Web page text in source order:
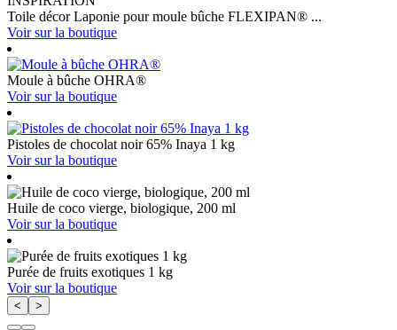
Toile décor Laponie pour moule bûche FLEXIPAN® ...
Voir sur la boutique
Moule à bûche OHRA®
Voir sur la boutique
Pistoles de chocolat noir 65% Inaya 1 kg
Voir sur la boutique
Huile de coco vierge, biologique, 200 ml
Voir sur la boutique
Purée de fruits exotiques 1 kg
Voir sur la boutique
< >